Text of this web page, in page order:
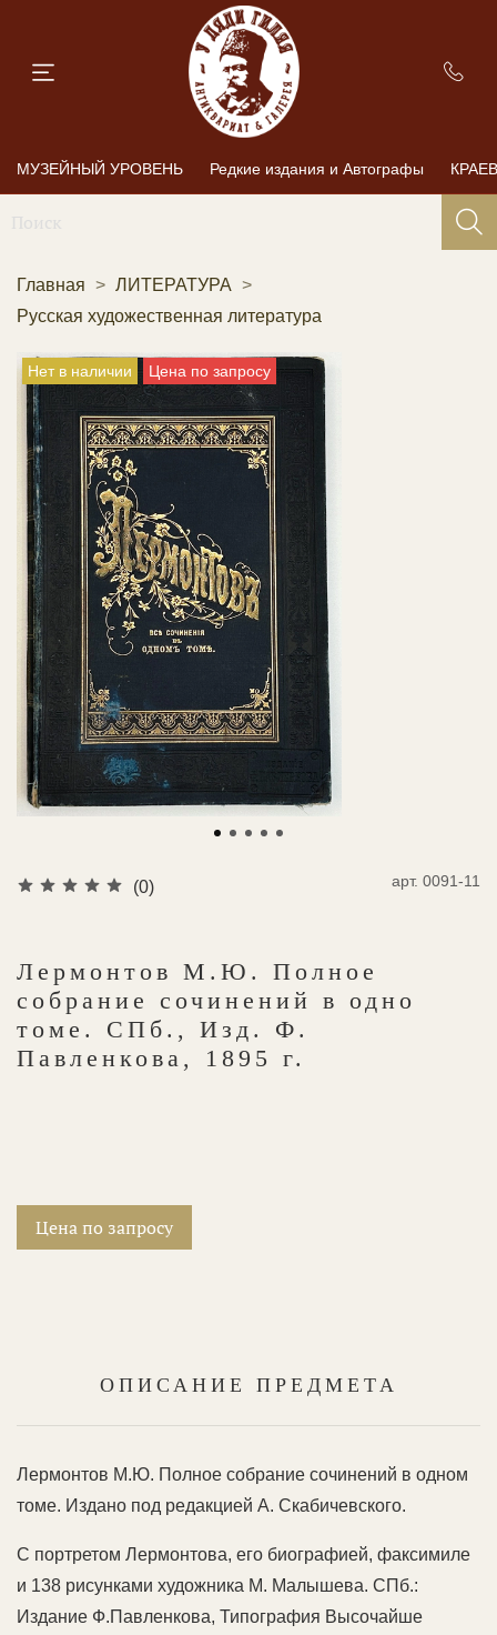
МУЗЕЙНЫЙ УРОВЕНЬ Редкие издания и Автографы
Главная
ЛИТЕРАТУРА
Русская художественная литература
Нет в наличии Цена по запросу
(0) арт. 0091-11
Лермонтов М.Ю. Полное
собрание сочинений в одно
томе. СПб., Изд. Ф.
Павленкова, 1895 г.
Цена по запросу
ОПИСАНИЕ ПРЕДМЕТА
Лермонтов М.Ю. Полное собрание сочинений в одном
томе. Издано под редакцией А. Скабичевского.
С портретом Лермонтова, его биографией, факсимиле
и 138 рисунками художника М. Малышева. СПб.:
Издание Ф.Павленкова, Типография Высочайше